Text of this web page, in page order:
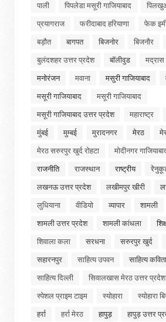
पाली
पिपलेडा मसूरी गाजियाबाद
प्रयागराज
फरीदाबाद हरियाणा फेक
बड़ौत
बागपत बिजनोर बिजनौर
बुलंदशहर उत्तर प्रदेश
बॉलीवुड मद्रास
मनोरंजन
मवाना मसुरी गाजियाबाद
मसूरी गाजियाबाद
मसूरी गाजियाबाद
मसूरी गाजियाबाद उत्तर प्रदेश
महाराष्ट्र
मुंबई
मुम्बई मुरादनगर मेरठ
मेरठ सरुरपुर खुर्द रोहटा
मोदीनगर
राजनीति
राजस्थान राष्ट्रीय
लखनऊ उत्तर प्रदेश
लखीमपुर खीरी
लुधियाना
वीडियो व्यापार
शामली
शामली उत्तर प्रदेश
शामली कांधला
शिवाला कला
सरधना सरुरपुर खुर्द
सहारनपुर
साहित्य उपवन
साहित्य कविता
साहित्य दिल्ली
सिवालखास मेरठ उत्तर प्रदेश
स्पेशल प्राइम टाइम
स्योहारा स्योहारा
हर्रा
हर्रा मेरठ हापुड़ हापुड़ उत्तर